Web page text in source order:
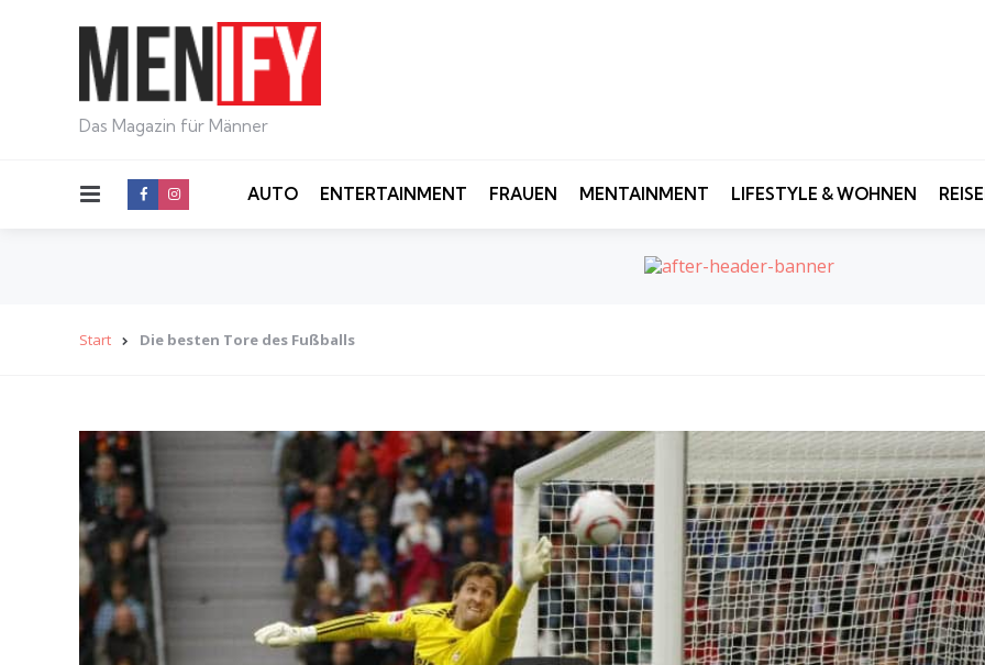
Das Magazin für Männer
Menu AUTO ENTERTAINMENT FRAUEN MENTAINMENT LIFESTYLE & WOHNEN
Start Die besten Tore des Fußballs